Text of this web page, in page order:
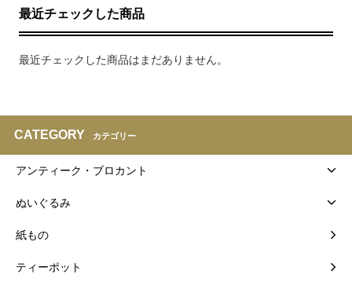
最近チェックした商品
最近チェックした商品はまだありません。
CATEGORY カテゴリー
アンティーク・ブロカント
ぬいぐるみ
紙もの
ティーポット